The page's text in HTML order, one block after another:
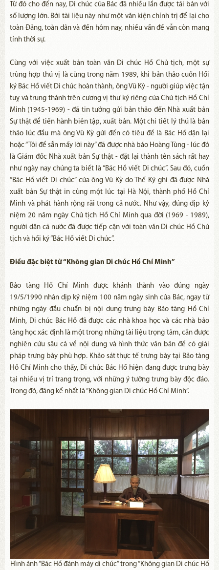
Từ đó cho đến nay, Di chúc của Bác đã nhiều lần được tái bản với
số lượng lớn. Bởi tài liệu này như một văn kiện chính trị để lại cho
toàn Đảng, toàn dân và đến hôm nay, nhiều vấn đề vẫn còn mang
tính thời sự.
Cùng với việc xuất bản toàn văn Di chúc Hồ Chủ tịch, một sự
trùng hợp thú vị là cũng trong năm 1989, khi bản thảo cuốn Hồi
ký Bác Hồ viết Di chúc hoàn thành, ông Vũ Kỳ - người giúp việc tận
tuỵ và trung thành trên cương vị thư ký riêng của Chủ tịch Hồ Chí
Minh (1945-1969) - đã tin tưởng gửi bản thảo đến Nhà xuất bản
Sự thật để tiến hành biên tập, xuất bản. Một chi tiết lý thú là bản
thảo lúc đầu mà ông Vũ Kỳ gửi đến có tiêu đề là Bác Hồ dặn lại
hoặc “Tôi để sẵn mấy lời này” đã được nhà báo Hoàng Tùng - lúc đó
là Giám đốc Nhà xuất bản Sự thật - đặt lại thành tên sách rất hay
như ngày nay chúng ta biết là “Bác Hồ viết Di chúc”. Sau đó, cuốn
“Bác Hồ viết Di chúc” của ông Vũ Kỳ do Thế Kỷ ghi đã được Nhà
xuất bản Sự thật in cùng một lúc tại Hà Nội, thành phố Hồ Chí
Minh và phát hành rộng rãi trong cả nước. Như vậy, đúng dịp kỷ
niệm 20 năm ngày Chủ tịch Hồ Chí Minh qua đời (1969 - 1989),
người dân cả nước đã được tiếp cận với toàn văn Di chúc Hồ Chủ
tịch và hồi ký “Bác Hồ viết Di chúc”.
Điều đặc biệt từ “Không gian Di chúc Hồ Chí Minh”
Bảo tàng Hồ Chí Minh được khánh thành vào đúng ngày
19/5/1990 nhân dịp kỷ niệm 100 năm ngày sinh của Bác, ngay từ
những ngày đầu chuẩn bị nội dung trưng bày Bảo tàng Hồ Chí
Minh, Di chúc Bác Hồ đã được các nhà khoa học và các nhà bảo
tàng học xác định là một trong những tài liệu trọng tâm, cần được
nghiên cứu sâu cả về nội dung và hình thức văn bản để có giải
pháp trưng bày phù hợp. Khảo sát thực tế trưng bày tại Bảo tàng
Hồ Chí Minh cho thấy, Di chúc Bác Hồ hiện đang được trưng bày
tại nhiều vị trí trang trọng, với những ý tưởng trưng bày độc đáo.
Trong đó, đáng kể nhất là “Không gian Di chúc Hồ Chí Minh”.
Hình ảnh “Bác Hồ đánh máy di chúc” trong “Không gian Di chúc Hồ